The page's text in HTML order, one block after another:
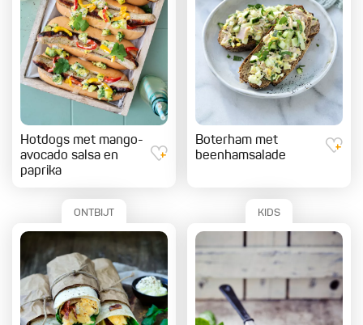
Hotdogs met mango-
avocado salsa en
paprika
Boterham met
beenhamsalade
ONTBIJT KIDS